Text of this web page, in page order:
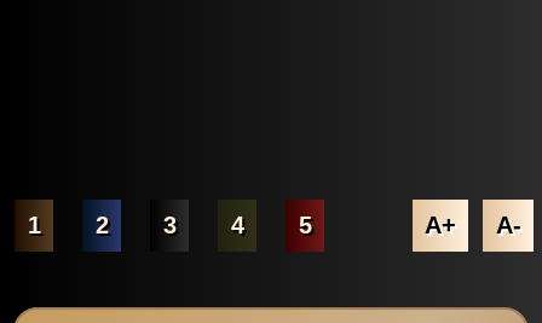
1 2 3 4 5 A+ A-